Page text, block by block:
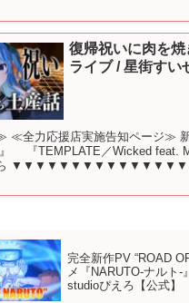
復帰祝いに肉を
ライブ / 星街すい
≪全力応援店実施告知ページ≫
』 『TEMPLATE／Wicked feat.
から
完全新作PV “ROAD
メ『NARUTO-ナルト-
studioぴえろ【公式】